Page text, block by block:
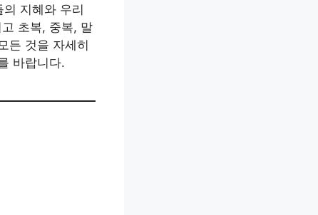
지혜와 우리
초복, 중복, 말
든 것을 자세히
바랍니다.